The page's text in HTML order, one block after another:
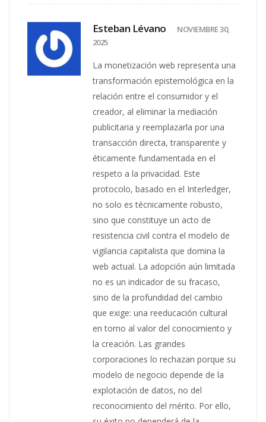
Esteban Lévano
NOVIEMBRE 30,
2025
La monetización web representa una
transformación epistemológica en la
relación entre el consumidor y el
creador, al eliminar la mediación
publicitaria y reemplazarla por una
transacción directa, transparente y
éticamente fundamentada en el
respeto a la privacidad. Este
protocolo, basado en el Interledger,
no solo es técnicamente robusto,
sino que constituye un acto de
resistencia civil contra el modelo de
vigilancia capitalista que domina la
web actual. La adopción aún limitada
no es un indicador de su fracaso,
sino de la profundidad del cambio
que exige: una reeducación cultural
en torno al valor del conocimiento y
la creación. Las grandes
corporaciones lo rechazan porque su
modelo de negocio depende de la
explotación de datos, no del
reconocimiento del mérito. Por ello,